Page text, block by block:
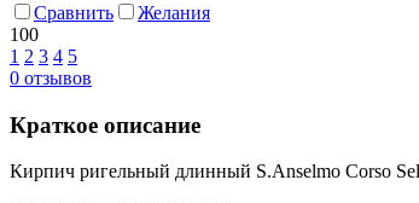
Сравнить
Желания
100
1 2 3 4 5
0 отзывов
Краткое описание
Кирпич ригельный длинный S.Anselmo Corso